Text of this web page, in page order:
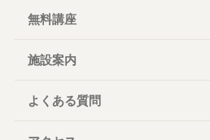
無料講座
施設案内
よくある質問